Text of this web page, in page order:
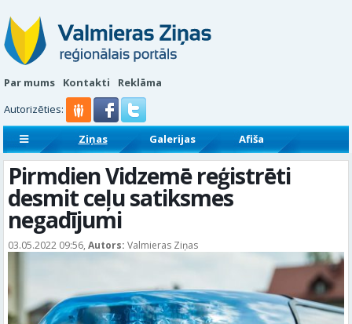
Par mums Kontakti
Reklāma
Autorizēties:
Ziņas Galerijas
Afiša
Sludinājumi
Reklāmraksti
Pirmdien Vidzemē reģistrēti
desmit ceļu satiksmes
negadījumi
03.05.2022 09:56, Autors: Valmieras Ziņas